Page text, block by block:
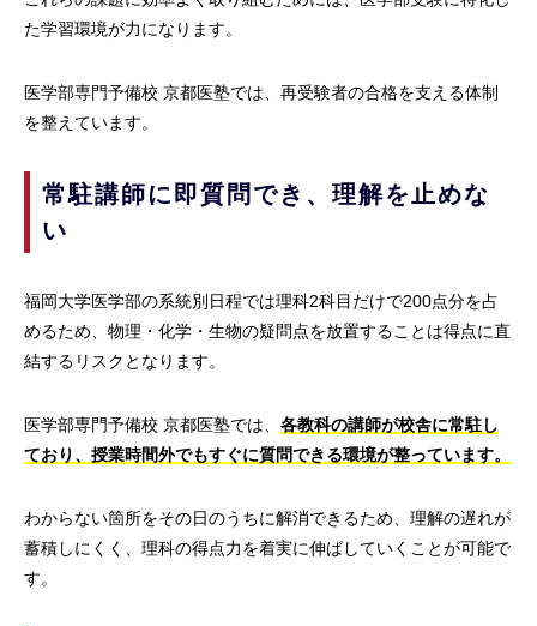
た学習環境が力になります。
医学部専門予備校 京都医塾では、再受験者の合格を支える体制
を整えています。
常駐講師に即質問でき、理解を止めな
い
福岡大学医学部の系統別日程では理科2科目だけで200点分を占
めるため、物理・化学・生物の疑問点を放置することは得点に直
結するリスクとなります。
医学部専門予備校 京都医塾では、 各教科の講師が校舎に常駐し
ており、授業時間外でもすぐに質問できる環境が整っています。
わからない箇所をその日のうちに解消できるため、理解の遅れが
蓄積しにくく、理科の得点力を着実に伸ばしていくことが可能で
す。